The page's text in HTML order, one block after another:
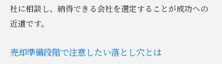
社に相談し、納得できる会社を選定することが成功への
近道です。
売却準備段階で注意したい落とし穴とは